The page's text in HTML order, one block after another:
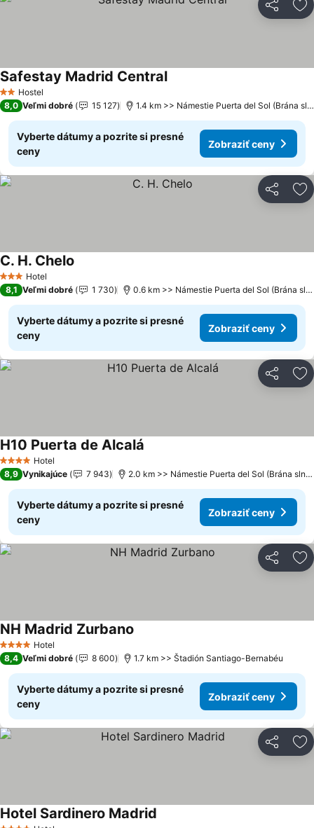
Zdieľať
2 Počet hviezdičiek
Hostel
Safestay Madrid Central
8,0 Veľmi dobré 15 127 1.4 km >> Námestie Puerta del Sol (Brána slnka)
Vyberte dátumy a pozrite si presné
ceny
Zobraziť ceny
Zdieľať
3 Počet hviezdičiek
Hotel
C. H. Chelo
8,1 Veľmi dobré 1 730 0.6 km >> Námestie Puerta del Sol (Brána slnka)
Vyberte dátumy a pozrite si presné
ceny
Zobraziť ceny
Zdieľať
4 Počet hviezdičiek
Hotel
H10 Puerta de Alcalá
8,9 Vynikajúce 7 943 2.0 km >> Námestie Puerta del Sol (Brána slnka)
Vyberte dátumy a pozrite si presné
ceny
Zobraziť ceny
Zdieľať
4 Počet hviezdičiek
Hotel
NH Madrid Zurbano
8,4 Veľmi dobré 8 600 1.7 km >> Štadión Santiago-Bernabéu
Vyberte dátumy a pozrite si presné
ceny
Zobraziť ceny
Zdieľať
Hotel Sardinero Madrid